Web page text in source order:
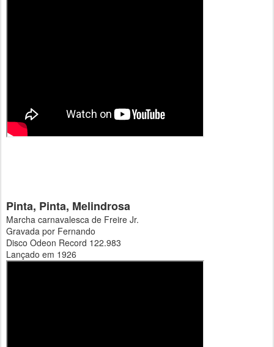
Pinta, Pinta, Melindrosa
Marcha carnavalesca de Freire Jr.
Gravada por Fernando
Disco Odeon Record 122.983
Lançado em 1926